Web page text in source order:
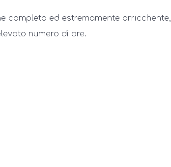
completa ed estremamente arricchente,
numero di ore.